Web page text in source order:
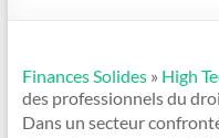
Finances Solides» High
des professionnels du
Dans un secteur